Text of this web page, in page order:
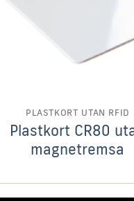
PLASTKORT UTAN RFID
Plastkort CR80
magnetremsa